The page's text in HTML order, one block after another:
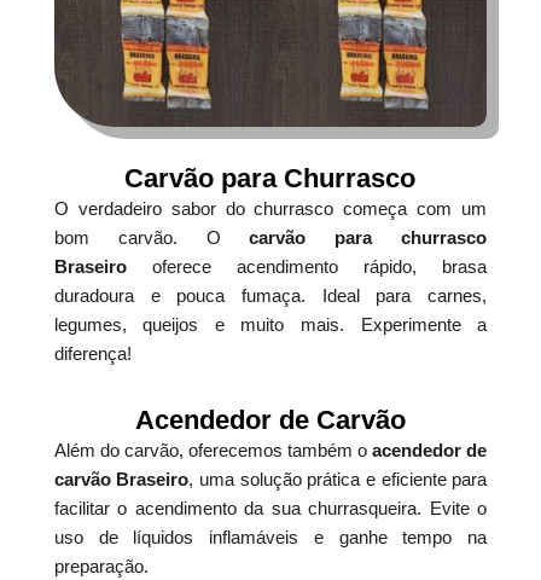
Carvão para Churrasco
O verdadeiro sabor do churrasco começa com um
bom carvão. Ocarvão para churrasco
Braseirooferece acendimento rápido, brasa
duradoura e pouca fumaça. Ideal para carnes,
legumes, queijos e muito mais. Experimente a
diferença!
Acendedor de Carvão
Além do carvão, oferecemos também oacendedor de
carvão Braseiro, uma solução prática e eficiente para
facilitar o acendimento da sua churrasqueira. Evite o
uso de líquidos inflamáveis e ganhe tempo na
preparação.